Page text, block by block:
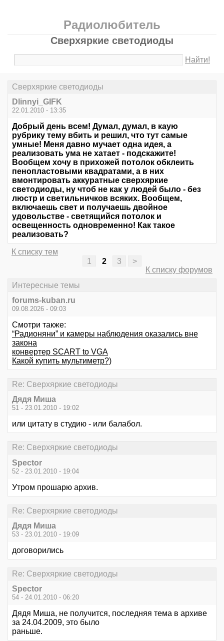
Радиолюбитель
Сверхяркие светодиоды
Найти!
Сверхяркие светодиоды
Dlinnyi_GIFK
22.01.2010 - 13:35
Добрый день всем! Думал, думал, в каую
рубрику тему вбить и решил, что тут самые
умные! Меня давно мучает одна идея, а
реализовать ума не хатает - подскажите!
Вообщем хочу в прихожей потолок обклеить
пенопластовыми квадратами, а в них
вмонтировать аккуратные сверхяркие
светодиоды, ну чтоб не как у людей было - без
люстр и светильничков всяких. Вообщем,
включаешь свет и получаешь двойное
удовольстве - светящийся потолок и
освещенность одновременно! Как такое
реализовать?
К списку тем
1
2 3
>
К списку форумов
Интересные темы
forums-kuban.ru
09.08.2026 - 09:03
Смотри также:
“Радионяни” и камеры наблюдения оказались вне
закона
конвертер SCART to VGA
Какой купить мультиметр?)
Re: Сверхяркие светодиоды
Дядя Миша
51 - 23.01.2010 - 19:02
или цитату в студию - или балабол.
Re: Сверхяркие светодиоды
Spector
52 - 23.01.2010 - 19:04
Утром прошарю архив.
Re: Сверхяркие светодиоды
Дядя Миша
53 - 23.01.2010 - 19:09
договорились
Re: Сверхяркие светодиоды
Spector
54 - 24.01.2010 - 06:20
Дядя Миша, не получится, последняя тема в архиве
за 24.04.2009, это было
раньше.